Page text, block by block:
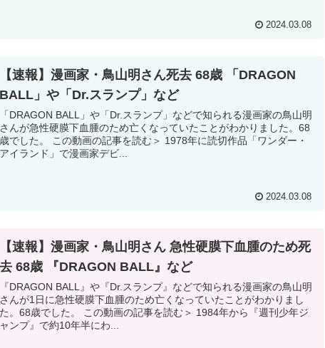
2024.03.08
【速報】漫画家・鳥山明さん死去 68歳 「DRAGON
BALL」や「Dr.スランプ」など
「DRAGON BALL」や「Dr.スランプ」などで知られる漫画家の鳥山明
さんが急性硬膜下血腫のため亡くなっていたことがわかりました。68
歳でした。 この動画の記事を読む＞ 1978年に読切作品「ワンダー・
アイランド」で漫画家デビ...
2024.03.08
【速報】漫画家・鳥山明さん 急性硬膜下血腫のため死
去 68歳 『DRAGON BALL』など
『DRAGON BALL』や『Dr.スランプ』などで知られる漫画家の鳥山明
さんが1日に急性硬膜下血腫のため亡くなっていたことがわかりまし
た。68歳でした。 この動画の記事を読む＞ 1984年から『週刊少年ジ
ャンプ』で約10年半にわ...